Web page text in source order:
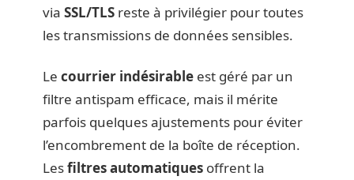
via SSL/TLS reste à privilégier pour toutes
les transmissions de données sensibles.
Le courrier indésirable est géré par un
filtre antispam efficace, mais il mérite
parfois quelques ajustements pour éviter
l’encombrement de la boîte de réception.
Lesfiltres automatiques offrent la